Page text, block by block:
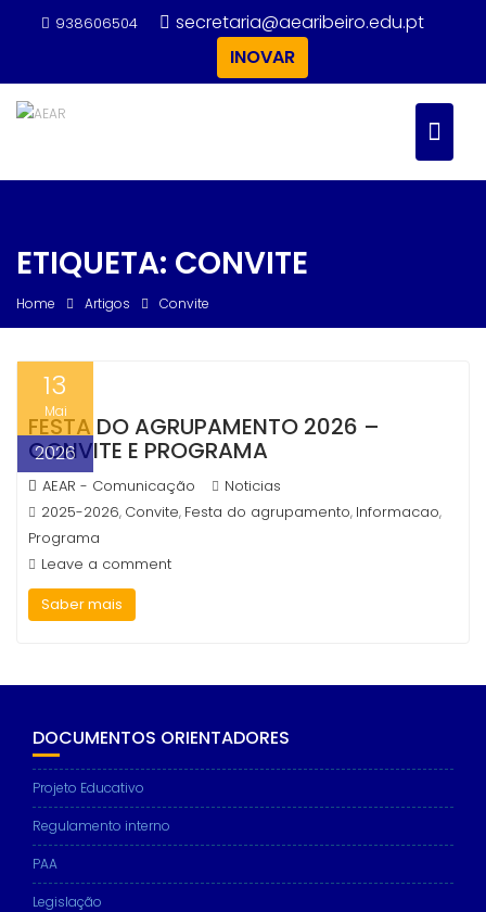
938606504
secretaria@aearibeiro.edu.pt
INOVAR
ETIQUETA: CONVITE
Home Artigos Convite
13
Mai
2026
FESTA DO AGRUPAMENTO 2026 –
CONVITE E PROGRAMA
AEAR - Comunicação
Noticias
2025-2026, Convite, Festa do agrupamento, Informacao,
Programa
Leave a comment
Saber mais
DOCUMENTOS ORIENTADORES
Projeto Educativo
Regulamento interno
PAA
Legislação